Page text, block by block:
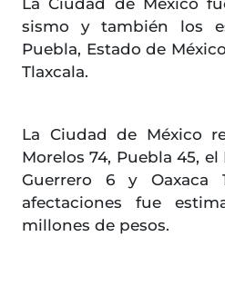
La Ciudad de México
sismo y también los
Puebla, Estado de
Tlaxcala.
La Ciudad de México
Morelos 74, Puebla 45, el
Guerrero 6 y
afectaciones fue
millones de pesos.